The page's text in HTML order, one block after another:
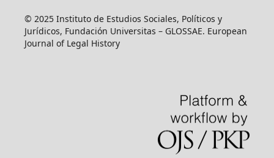
© 2025 Instituto de Estudios Sociales, Políticos y
Jurídicos, Fundación Universitas – GLOSSAE. European
Journal of Legal History